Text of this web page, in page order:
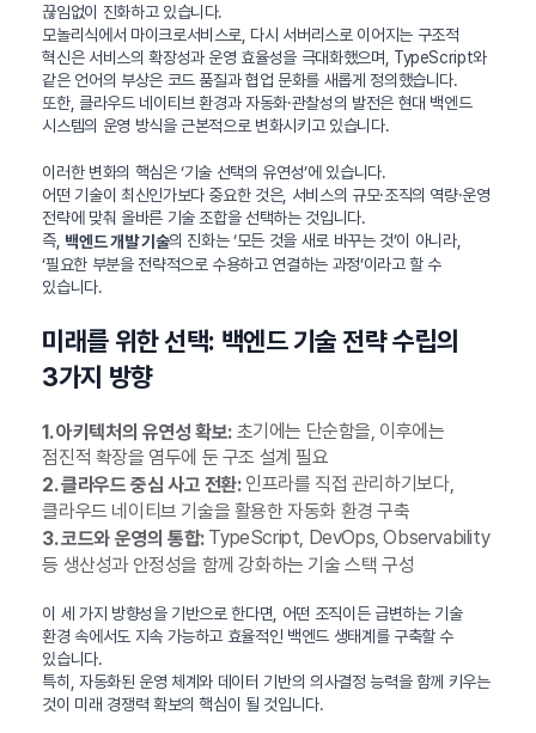
끊임없이 진화하고 있습니다.
모놀리식에서 마이크로서비스로, 다시 서버리스로 이어지는 구조적
혁신은 서비스의 확장성과 운영 효율성을 극대화했으며, TypeScript와
같은 언어의 부상은 코드 품질과 협업 문화를 새롭게 정의했습니다.
또한, 클라우드 네이티브 환경과 자동화·관찰성의 발전은 현대 백엔드
시스템의 운영 방식을 근본적으로 변화시키고 있습니다.
이러한 변화의 핵심은 ‘기술 선택의 유연성’에 있습니다.
어떤 기술이 최신인가보다 중요한 것은, 서비스의 규모·조직의 역량·운영
전략에 맞춰 올바른 기술 조합을 선택하는 것입니다.
즉, 백엔드 개발 기술의 진화는 ‘모든 것을 새로 바꾸는 것’이 아니라,
‘필요한 부분을 전략적으로 수용하고 연결하는 과정’이라고 할 수
있습니다.
미래를 위한 선택: 백엔드 기술 전략 수립의
3가지 방향
1. 아키텍처의 유연성 확보:초기에는 단순함을, 이후에는
점진적 확장을 염두에 둔 구조 설계 필요
2. 클라우드 중심 사고 전환:인프라를 직접 관리하기보다,
클라우드 네이티브 기술을 활용한 자동화 환경 구축
3. 코드와 운영의 통합:TypeScript, DevOps, Observability
등 생산성과 안정성을 함께 강화하는 기술 스택 구성
이 세 가지 방향성을 기반으로 한다면, 어떤 조직이든 급변하는 기술
환경 속에서도 지속 가능하고 효율적인 백엔드 생태계를 구축할 수
있습니다.
특히, 자동화된 운영 체계와 데이터 기반의 의사결정 능력을 함께 키우는
것이 미래 경쟁력 확보의 핵심이 될 것입니다.